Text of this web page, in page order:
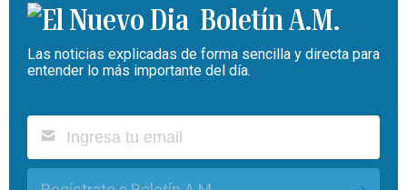
Boletín A.M.
Las noticias explicadas de forma sencilla y directa para
entender lo más importante del día.